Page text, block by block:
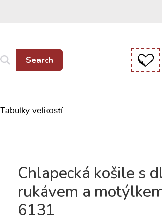
Search
Tabulky velikostí
Chlapecká košile s
rukávem a
6131